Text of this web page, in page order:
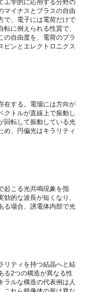
ラリティ増強度に
ルに伴い働く鏡
形成頻度に差を
と解析により明
スターに働く鏡像
工学的に応用する分野の
マイナスとプラスの自由
で、電子には電荷だけで
に例えられる性質で、
の自由度を、電荷のプラ
ピンとエレクトロニクス
在する。電場には方向が
クトルが直線上で振動し
回転して振動している光
め、円偏光はキラリティ
起こる光共鳴現象を指
的な波長が短くなり、
る場合、誘電体内部で光
リティを持つ結晶へと結
る2つの構造が異なる性
ラルな構造の代表例は人